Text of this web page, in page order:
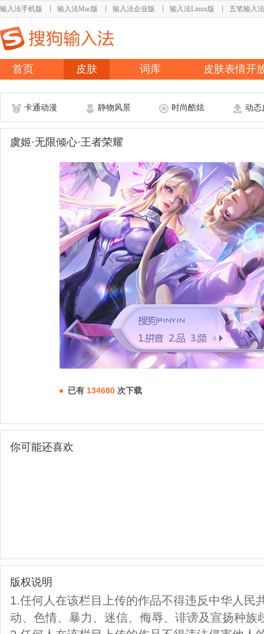
输入法手机版 输入法Mac版 输入法企业版 输入法Linux版 五笔输入法
首页 皮肤 词库 皮肤表情开
卡通动漫 静物风景 时尚酷炫 动态
虞姬·无限倾心·王者荣耀
已有 134680 次下载
你可能还喜欢
版权说明
1.任何人在该栏目上传的作品不得违反中华人民
动、色情、暴力、迷信、侮辱、诽谤及宣扬种族